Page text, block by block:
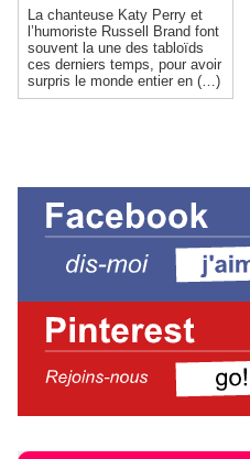
La chanteuse Katy Perry et
l’humoriste Russell Brand font
souvent la une des tabloïds
ces derniers temps, pour avoir
surpris le monde entier en (…)